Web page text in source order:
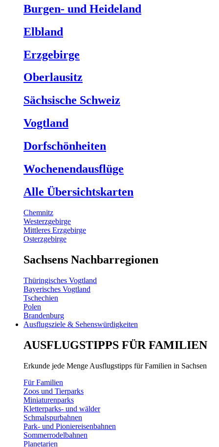
Burgen- und Heideland
Elbland
Erzgebirge
Oberlausitz
Sächsische Schweiz
Vogtland
Dorfschönheiten
Wochenendausflüge
Alle Übersichtskarten
Chemnitz
Westerzgebirge
Mittleres Erzgebirge
Osterzgebirge
Sachsens Nachbarregionen
Thüringisches Vogtland
Bayerisches Vogtland
Tschechien
Polen
Brandenburg
Ausflugsziele & Sehenswürdigkeiten
AUSFLUGSTIPPS FÜR FAMILIEN
Erkunde jede Menge Ausflugstipps für Familien in Sachsen
Für Familien
Zoos und Tierparks
Miniaturenparks
Kletterparks- und wälder
Schmalspurbahnen
Park- und Pioniereisenbahnen
Sommerrodelbahnen
Planetarien